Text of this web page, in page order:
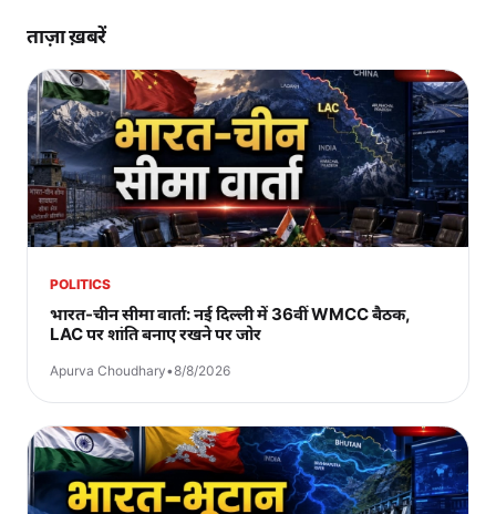
ताज़ा ख़बरें
POLITICS
भारत-चीन सीमा वार्ता: नई दिल्ली में 36वीं WMCC बैठक,
LAC पर शांति बनाए रखने पर जोर
Apurva Choudhary•8/8/2026